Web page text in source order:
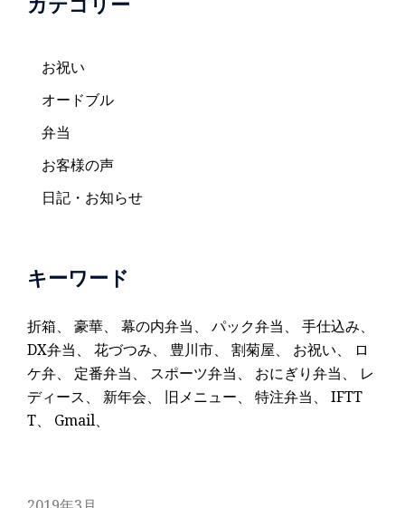
お祝い
オードブル
弁当
お客様の声
日記・お知らせ
キーワード
折箱、 豪華、 幕の内弁当、 パック弁当、 手仕込み、
DX弁当、 花づつみ、 豊川市、 割菊屋、 お祝い、
ロ
ケ弁、 定番弁当、 スポーツ弁当、 おにぎり弁当、 レ
ディース、 新年会、 旧メニュー、 特注弁当、 IFTT
T、 Gmail、